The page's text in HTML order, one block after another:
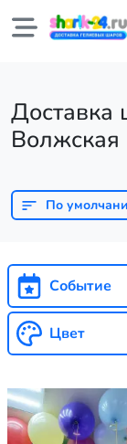
Доставка
Волжская
По
Событие
Цвет